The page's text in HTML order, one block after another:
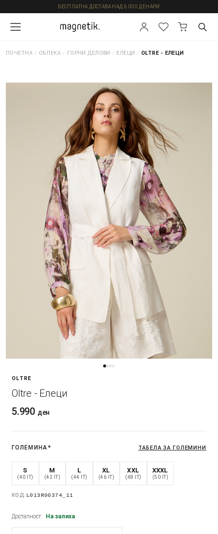
БЕСПЛАТНА ДОСТАВА НАД 6.000 ДЕНАРИ
ПОЧЕТНА / ОБЛЕКА / ГОРНИ ДЕЛОВИ / ЕЛЕЦИ / OLTRE - ЕЛЕЦИ
OLTRE
Oltre - Елеци
5.990 ден
ГОЛЕМИНА * ТАБЕЛА ЗА ГОЛЕМИНИ
S
(40 IT)
M
(42 IT)
L
(44 IT)
XL
(46 IT)
XXL
(48 IT)
XXXL
(50 IT)
КОД: L013R00374_11
Достапност: На залиха